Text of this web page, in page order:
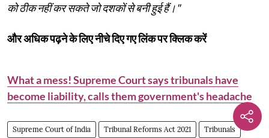
को ठीक नहीं कर सकते जो दशकों से बनी हुई हैं।"
और अधिक पढ़ने के लिए नीचे दिए गए लिंक पर क्लिक करें
What a mess! Supreme Court says tribunals have
become liability, calls them government's headache
Supreme Court of India Tribunal Reforms Act 2021 Tribunals